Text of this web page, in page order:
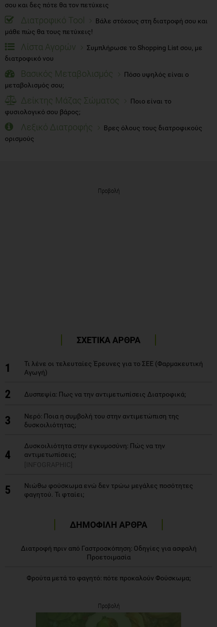
σου και δες πότε θα τον πετύχεις
Διατροφικό Tool
Βάλε στόχους στη διατροφή σου και
μάθε πώς θα τους πετύχεις!
Λίστα Αγορών
Συμπλήρωσε το Shopping List σου, με
διατροφικό νου
Βασικός Μεταβολισμός
Πόσο υψηλός είναι ο
μεταβολισμός σου;
Δείκτης Μάζας Σώματος
Ποιο είναι το
φυσιολογικό σου βάρος;
Λεξικό Διατροφής
Βρες όλους τους διατροφικούς
ορισμούς
Προβολή
ΣΧΕΤΙΚΑ ΑΡΘΡΑ
1
Τι λένε οι τελευταίες Έρευνες για το ΣΕΕ (Φαρμακευτική
Αγωγή)
2 Δυσπεψία: Πως να την αντιμετωπίσεις Διατροφικά;
3
Nερό: Ποια η συμβολή του στην αντιμετώπιση της
δυσκοιλιότητας;
4
Δυσκοιλιότητα στην εγκυμοσύνη: Πώς να την
αντιμετωπίσεις;
[INFOGRAPHIC]
5
Νιώθω φούσκωμα ενώ δεν τρώω μεγάλες ποσότητες
φαγητού. Τι φταίει;
ΔΗΜΟΦΙΛΗ ΑΡΘΡΑ
Διατροφή πριν από Γαστροσκόπηση: Οδηγίες για ασφαλή
Προετοιμασία
Φρούτα μετά το φαγητό: πότε προκαλούν Φούσκωμα;
Προβολή